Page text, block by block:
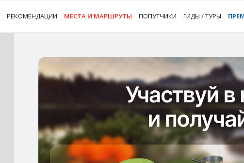
РЕКОМЕНДАЦИИ МЕСТА И МАРШРУТЫ ПОПУТЧИКИ ГИДЫ / ТУРЫ